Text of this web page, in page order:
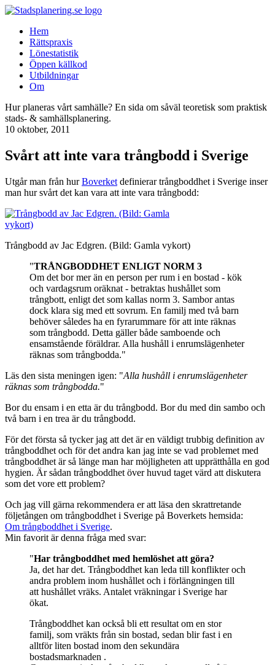
Hem
Rättspraxis
Lönestatistik
Öppen källkod
Utbildningar
Om
Hur planeras vårt samhälle? En sida om såväl teoretisk som praktisk
stads- & samhällsplanering.
10 oktober, 2011
Svårt att inte vara trångbodd i Sverige
Utgår man från hurBoverket definierar trångboddhet i Sverige inser
man hur svårt det kan vara att inte vara trångbodd:
Trångbodd av Jac Edgren. (Bild: Gamla vykort)
"TRÅNGBODDHET ENLIGT NORM 3
Om det bor mer än en person per rum i en bostad - kök
och vardagsrum oräknat - betraktas hushållet som
trångbott, enligt det som kallas norm 3. Sambor antas
dock klara sig med ett sovrum. En familj med två barn
behöver således ha en fyrarummare för att inte räknas
som trångbodd. Detta gäller både samboende och
ensamstående föräldrar. Alla hushåll i enrumslägenheter
räknas som trångbodda."
Läs den sista meningen igen: "Alla hushåll i enrumslägenheter
räknas som trångbodda."
Bor du ensam i en etta är du trångbodd. Bor du med din sambo och
två barn i en trea är du trångbodd.
För det första så tycker jag att det är en väldigt trubbig definition av
trångboddhet och för det andra kan jag inte se vad problemet med
trångboddhet är så länge man har möjligheten att upprätthålla en god
hygien. Är sådan trångboddhet över huvud taget värd att diskutera
som det vore ett problem?
Och jag vill gärna rekommendera er att läsa den skrattretande
följetången om trångboddhet i Sverige på Boverkets hemsida:
Om trångboddhet i Sverige.
Min favorit är denna fråga med svar:
"Har trångboddhet med hemlöshet att göra?
Ja, det har det. Trångboddhet kan leda till konflikter och
andra problem inom hushållet och i förlängningen till
att hushållet vräks. Antalet vräkningar i Sverige har
ökat.
Trångboddhet kan också bli ett resultat om en stor
familj, som vräkts från sin bostad, sedan blir fast i en
alltför liten bostad inom den sekundära
bostadsmarknaden .